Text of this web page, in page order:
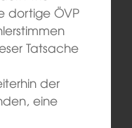
dortige ÖVP
Tatsache
der
eine